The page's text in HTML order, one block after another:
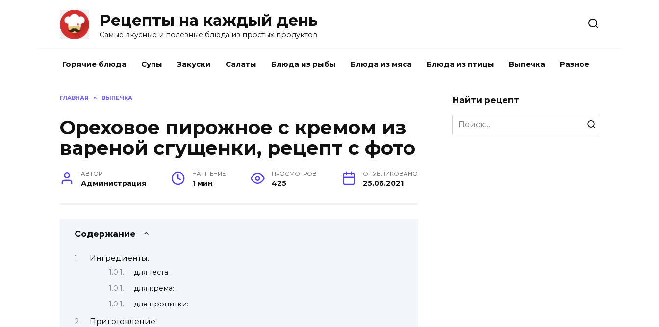
Рецепты на каждый день
Самые вкусные и полезные блюда из простых продуктов
Горячие блюда Супы Закуски Салаты Блюда из рыбы Блюда из мяса Блюда из птицы Выпечка Разное
ГЛАВНАЯ » ВЫПЕЧКА
Ореховое пирожное с кремом из
вареной сгущенки, рецепт с фото
АВТОР
Администрация
НА ЧТЕНИЕ
1 мин
ПРОСМОТРОВ
425
ОПУБЛИКОВАНО
25.06.2021
Содержание
Ингредиенты:
для теста:
для крема:
для пропитки:
Приготовление:
Найти рецепт
Search
for: